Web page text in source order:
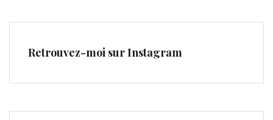
Retrouvez-moi sur Instagram